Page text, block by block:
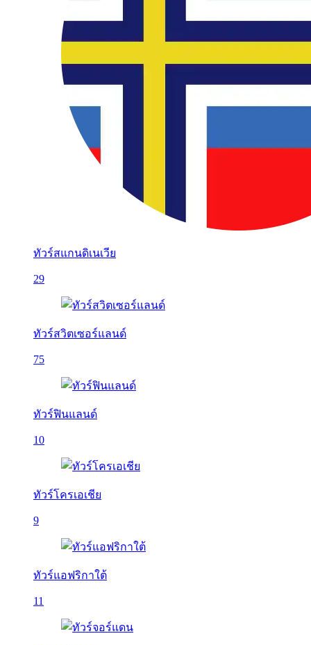
ทัวร์สแกนดิเนเวีย
29
ทัวร์สวิตเซอร์แลนด์
75
ทัวร์ฟินแลนด์
10
ทัวร์โครเอเชีย
9
ทัวร์แอฟริกาใต้
11